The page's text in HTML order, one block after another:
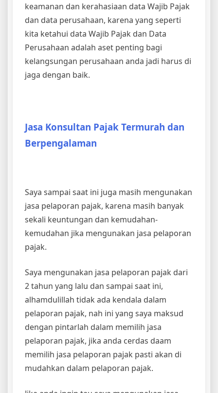
keamanan dan kerahasiaan data Wajib Pajak
dan data perusahaan, karena yang seperti
kita ketahui data Wajib Pajak dan Data
Perusahaan adalah aset penting bagi
kelangsungan perusahaan anda jadi harus di
jaga dengan baik.
Jasa Konsultan Pajak Termurah dan
Berpengalaman
Saya sampai saat ini juga masih mengunakan
jasa pelaporan pajak, karena masih banyak
sekali keuntungan dan kemudahan-
kemudahan jika mengunakan jasa pelaporan
pajak.
Saya mengunakan jasa pelaporan pajak dari
2 tahun yang lalu dan sampai saat ini,
alhamdulillah tidak ada kendala dalam
pelaporan pajak, nah ini yang saya maksud
dengan pintarlah dalam memilih jasa
pelaporan pajak, jika anda cerdas daam
memilih jasa pelaporan pajak pasti akan di
mudahkan dalam pelaporan pajak.